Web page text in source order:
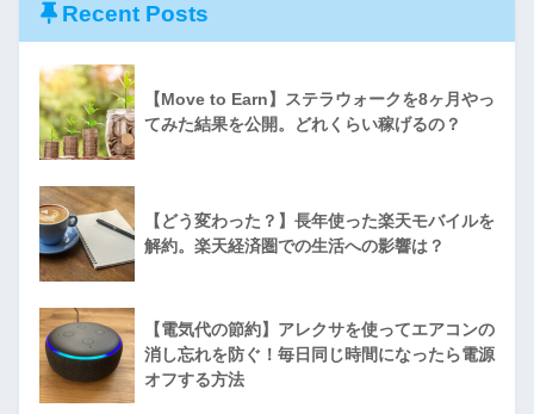
Recent Posts
【Move to Earn】ステラウォークを8ヶ月やっ
てみた結果を公開。どれくらい稼げるの？
【どう変わった？】長年使った楽天モバイルを
解約。楽天経済圏での生活への影響は？
【電気代の節約】アレクサを使ってエアコンの
消し忘れを防ぐ！毎日同じ時間になったら電源
オフする方法